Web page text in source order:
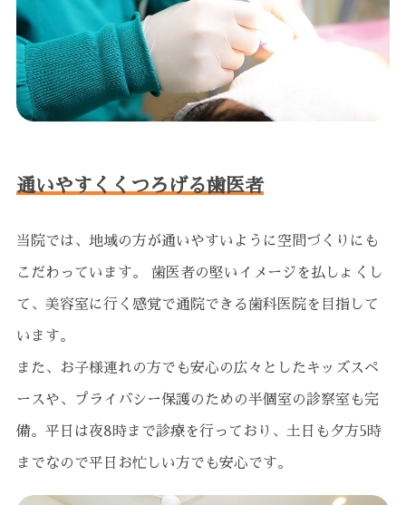
通いやすくくつろげる歯医者
当院では、地域の方が通いやすいように空間づくりにも
こだわっています。 歯医者の堅いイメージを払しょくし
て、美容室に行く感覚で通院できる歯科医院を目指して
います。
また、お子様連れの方でも安心の広々としたキッズスペ
ースや、プライバシー保護のための半個室の診察室も完
備。平日は夜8時まで診療を行っており、土日も夕方5時
までなので平日お忙しい方でも安心です。